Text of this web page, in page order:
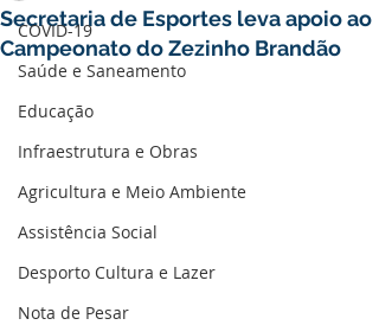
COVID-19
Saúde e Saneamento
Educação
Infraestrutura e Obras
Agricultura e Meio Ambiente
Assistência Social
Desporto Cultura e Lazer
Nota de Pesar
Secretaria de Esportes leva apoio ao
Campeonato do Zezinho Brandão